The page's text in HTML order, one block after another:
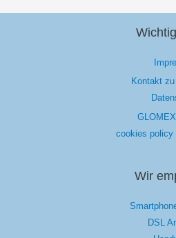
Kontakt
cookies policy
Wir
DSL